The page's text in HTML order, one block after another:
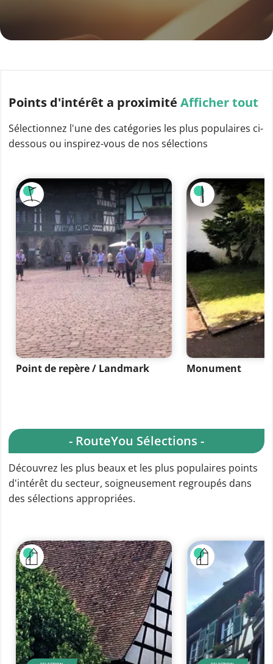
Points d'intérêt a proximité Afficher tout
Sélectionnez l'une des catégories les plus populaires ci-
dessous ou inspirez-vous de nos sélections
Point de repère / Landmark Monument
- RouteYou Sélections -
Découvrez les plus beaux et les plus populaires points
d'intérêt du secteur, soigneusement regroupés dans
des sélections appropriées.